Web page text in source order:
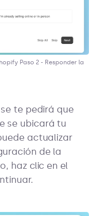
Paso 2 - Responder la
te pedirá que
se ubicará tu
actualizar
de la
haz clic en el